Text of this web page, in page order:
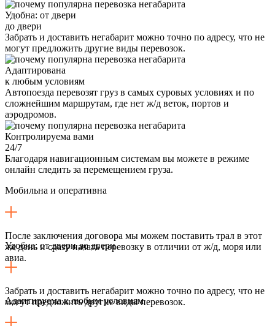
Удобна: от двери
до двери
Забрать и доставить негабарит можно точно по адресу, что не
могут предложить другие виды перевозок.
Адаптирована
к любым условиям
Автопоезда перевозят груз в самых суровых условиях и по
сложнейшим маршрутам, где нет ж/д веток, портов и
аэродромов.
Контролируема вами
24/7
Благодаря навигационным системам вы можете в режиме
онлайн следить за перемещением груза.
Мобильна и оперативна
После заключения договора мы можем поставить трал в этот
же день и сразу начать перевозку в отличии от ж/д, моря или
авиа.
Удобна: от двери до двери
Забрать и доставить негабарит можно точно по адресу, что не
могут предложить другие виды перевозок.
Адаптируема к любым условиям